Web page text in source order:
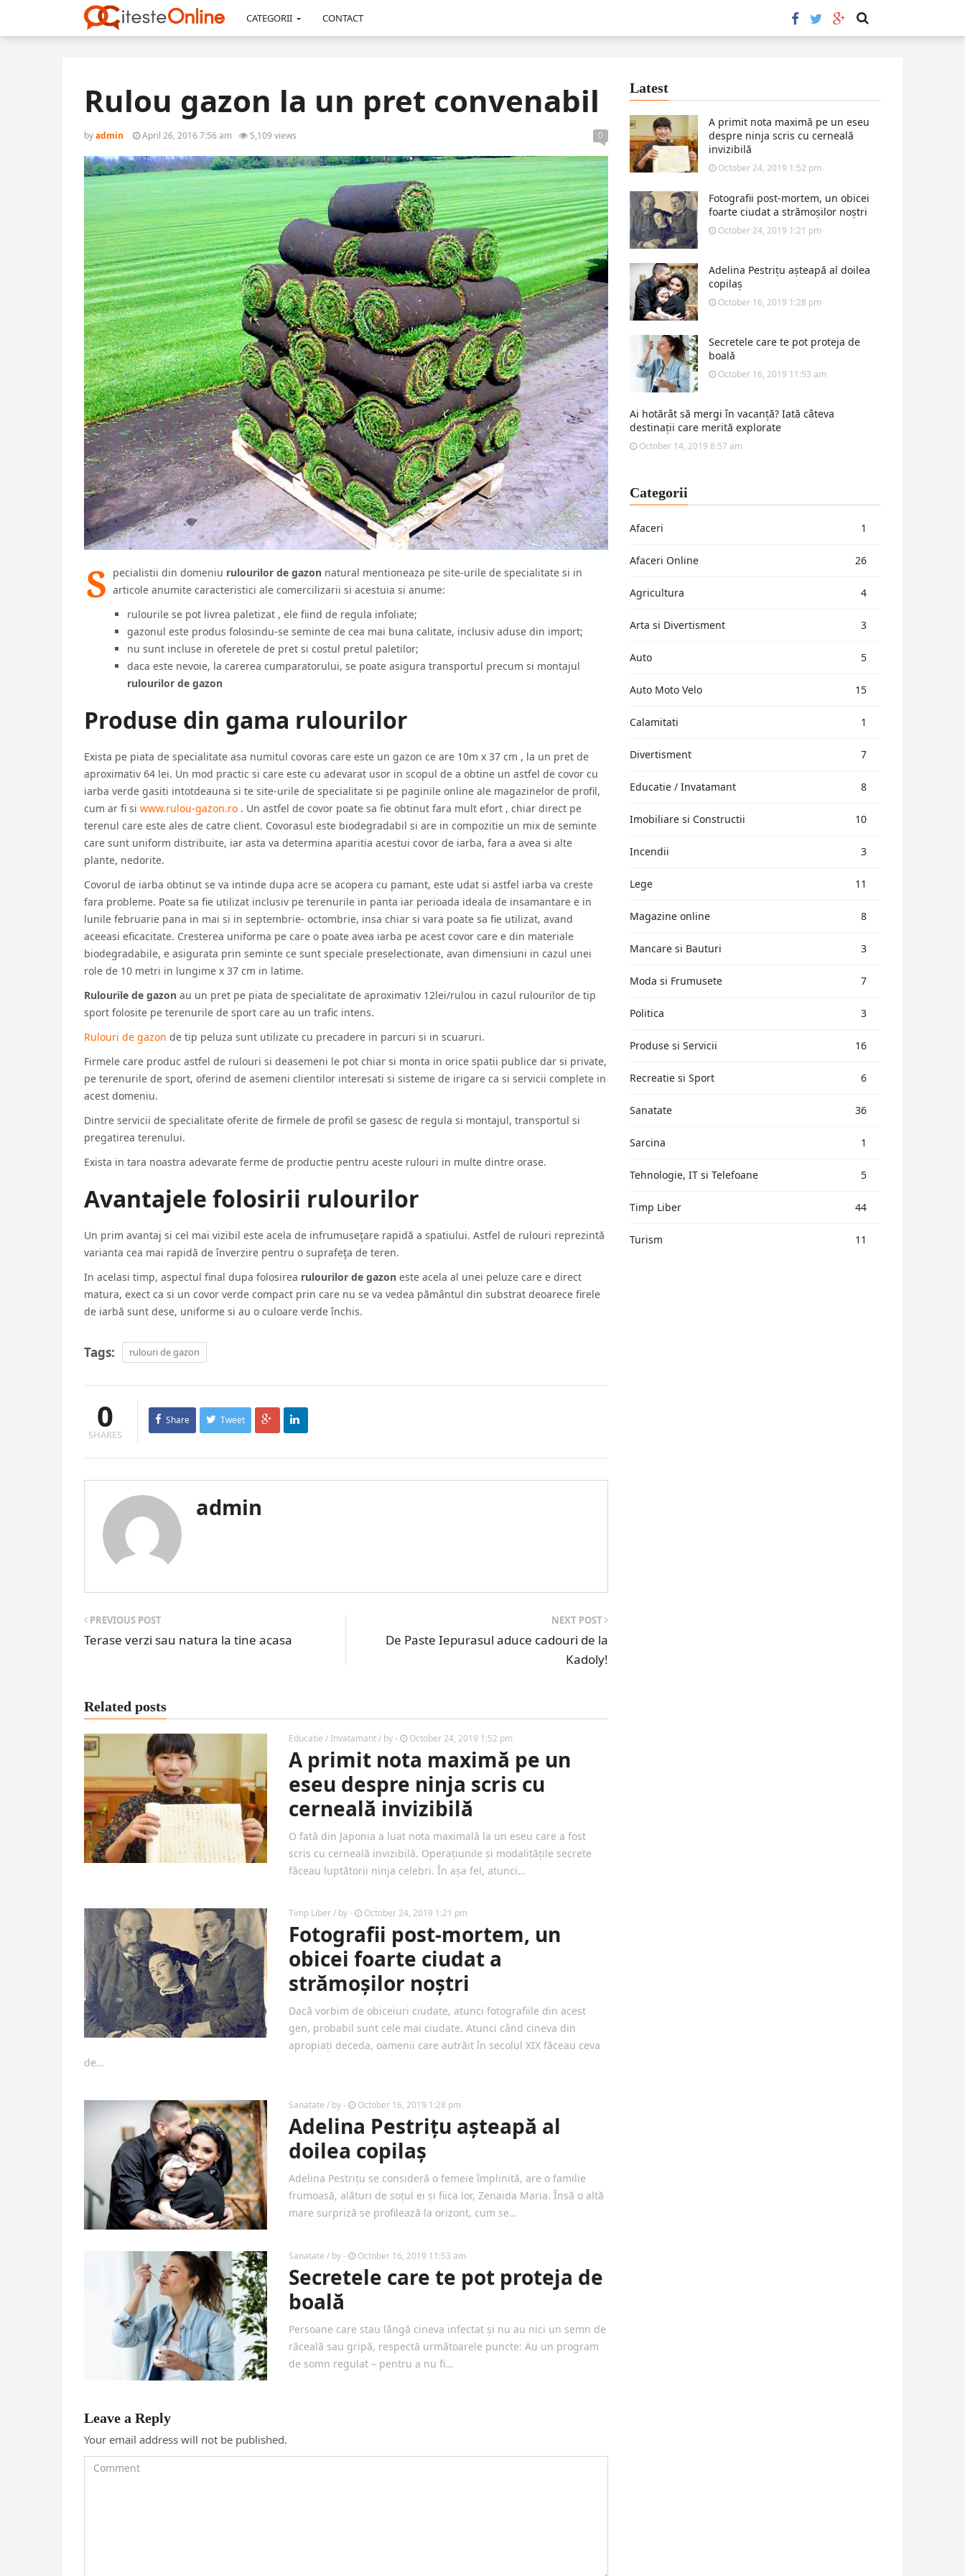
CATEGORII CONTACT
Rulou gazon la un pret convenabil
byadmin April 26, 2016 7:56 am 5,109 views 0
S pecialistii din domeniu rulourilor de gazon natural mentioneaza pe site-urile de specialitate si in
articole anumite caracteristici ale comercilizarii si acestuia si anume:
rulourile se pot livrea paletizat , ele fiind de regula infoliate;
gazonul este produs folosindu-se seminte de cea mai buna calitate, inclusiv aduse din import;
nu sunt incluse in oferetele de pret si costul pretul paletilor;
daca este nevoie, la carerea cumparatorului, se poate asigura transportul precum si montajul
rulourilor de gazon
Produse din gama rulourilor
Exista pe piata de specialitate asa numitul covoras care este un gazon ce are 10m x 37 cm , la un pret de
aproximativ 64 lei. Un mod practic si care este cu adevarat usor in scopul de a obtine un astfel de covor cu
iarba verde gasiti intotdeauna si te site-urile de specialitate si pe paginile online ale magazinelor de profil,
cum ar fi si www.rulou-gazon.ro . Un astfel de covor poate sa fie obtinut fara mult efort , chiar direct pe
terenul care este ales de catre client. Covorasul este biodegradabil si are in compozitie un mix de seminte
care sunt uniform distribuite, iar asta va determina aparitia acestui covor de iarba, fara a avea si alte
plante, nedorite.
Covorul de iarba obtinut se va intinde dupa acre se acopera cu pamant, este udat si astfel iarba va creste
fara probleme. Poate sa fie utilizat inclusiv pe terenurile in panta iar perioada ideala de insamantare e in
lunile februarie pana in mai si in septembrie- octombrie, insa chiar si vara poate sa fie utilizat, avand
aceeasi eficacitate. Cresterea uniforma pe care o poate avea iarba pe acest covor care e din materiale
biodegradabile, e asigurata prin seminte ce sunt speciale preselectionate, avan dimensiuni in cazul unei
role de 10 metri in lungime x 37 cm in latime.
Rulourile de gazon au un pret pe piata de specialitate de aproximativ 12lei/rulou in cazul rulourilor de tip
sport folosite pe terenurile de sport care au un trafic intens.
Rulouri de gazon de tip peluza sunt utilizate cu precadere in parcuri si in scuaruri.
Firmele care produc astfel de rulouri si deasemeni le pot chiar si monta in orice spatii publice dar si private,
pe terenurile de sport, oferind de asemeni clientilor interesati si sisteme de irigare ca si servicii complete in
acest domeniu.
Dintre servicii de specialitate oferite de firmele de profil se gasesc de regula si montajul, transportul si
pregatirea terenului.
Exista in tara noastra adevarate ferme de productie pentru aceste rulouri in multe dintre orase.
Avantajele folosirii rulourilor
Un prim avantaj si cel mai vizibil este acela de infrumuseţare rapidă a spatiului. Astfel de rulouri reprezintă
varianta cea mai rapidă de înverzire pentru o suprafeţa de teren.
In acelasi timp, aspectul final dupa folosirea rulourilor de gazon este acela al unei peluze care e direct
matura, exect ca si un covor verde compact prin care nu se va vedea pământul din substrat deoarece firele
de iarbă sunt dese, uniforme si au o culoare verde închis.
Tags: rulouri de gazon
0
SHARES
Share Tweet
admin
PREVIOUS POST
Terase verzi sau natura la tine acasa
NEXT POST
De Paste Iepurasul aduce cadouri de la
Kadoly!
Related posts
Educatie / Invatamant/ by- October 24, 2019 1:52 pm
A primit nota maximă pe un
eseu despre ninja scris cu
cerneală invizibilă
O fată din Japonia a luat nota maximală la un eseu care a fost
scris cu cerneală invizibilă. Operațiunile și modalitățile secrete
făceau luptătorii ninja celebri. În așa fel, atunci…
Timp Liber/ by- October 24, 2019 1:21 pm
Fotografii post-mortem, un
obicei foarte ciudat a
strămoșilor noștri
Dacă vorbim de obiceiuri ciudate, atunci fotografiile din acest
gen, probabil sunt cele mai ciudate. Atunci când cineva din
apropiați deceda, oamenii care autrăit în secolul XIX făceau ceva
de…
Sanatate / by- October 16, 2019 1:28 pm
Adelina Pestrițu așteapă al
doilea copilaș
Adelina Pestrițu se consideră o femeie împlinită, are o familie
frumoasă, alături de soțul ei și fiica lor, Zenaida Maria. Însă o altă
mare surpriză se profilează la orizont, cum se…
Sanatate / by- October 16, 2019 11:53 am
Secretele care te pot proteja de
boală
Persoane care stau lângă cineva infectat și nu au nici un semn de
răceală sau gripă, respectă următoarele puncte: Au un program
de somn regulat – pentru a nu fi…
Leave a Reply
Your email address will not be published.
Latest
A primit nota maximă pe un eseu
despre ninja scris cu cerneală
invizibilă
October 24, 2019 1:52 pm
Fotografii post-mortem, un obicei
foarte ciudat a strămoșilor noștri
October 24, 2019 1:21 pm
Adelina Pestrițu așteapă al doilea
copilaș
October 16, 2019 1:28 pm
Secretele care te pot proteja de
boală
October 16, 2019 11:53 am
Ai hotărât să mergi în vacanță? Iată câteva
destinații care merită explorate
October 14, 2019 8:57 am
Categorii
Afaceri 1
Afaceri Online 26
Agricultura 4
Arta si Divertisment 3
Auto 5
Auto Moto Velo 15
Calamitati 1
Divertisment 7
Educatie / Invatamant 8
Imobiliare si Constructii 10
Incendii 3
Lege 11
Magazine online 8
Mancare si Bauturi 3
Moda si Frumusete 7
Politica 3
Produse si Servicii 16
Recreatie si Sport 6
Sanatate 36
Sarcina 1
Tehnologie, IT si Telefoane 5
Timp Liber 44
Turism 11